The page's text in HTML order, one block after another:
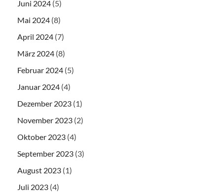
Juni 2024 (5)
Mai 2024 (8)
April 2024 (7)
März 2024 (8)
Februar 2024 (5)
Januar 2024 (4)
Dezember 2023 (1)
November 2023 (2)
Oktober 2023 (4)
September 2023 (3)
August 2023 (1)
Juli 2023 (4)